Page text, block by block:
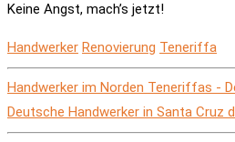
Keine Angst, mach’s jetzt!
Handwerker Renovierung Teneriffa
Handwerker im Norden Teneriffas -
Deutsche Handwerker in Santa Cruz